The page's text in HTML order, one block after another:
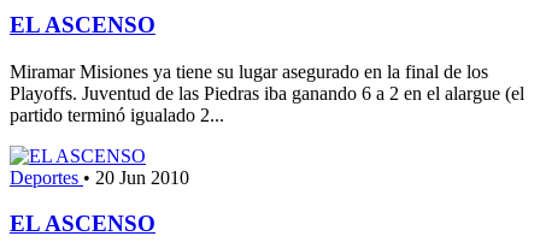
EL ASCENSO
Miramar Misiones ya tiene su lugar asegurado en la final de los
Playoffs. Juventud de las Piedras iba ganando 6 a 2 en el alargue (el
partido terminó igualado 2...
Deportes • 20 Jun 2010
EL ASCENSO